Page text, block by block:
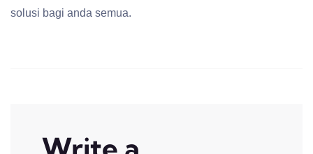
solusi bagi anda semua.